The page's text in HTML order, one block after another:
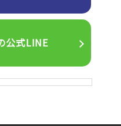
公式LINE